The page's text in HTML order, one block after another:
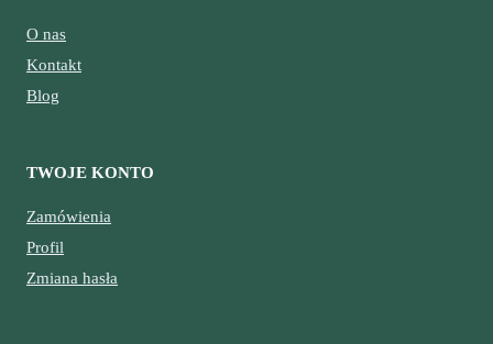
O nas
Kontakt
Blog
TWOJE KONTO
Zamówienia
Profil
Zmiana hasła